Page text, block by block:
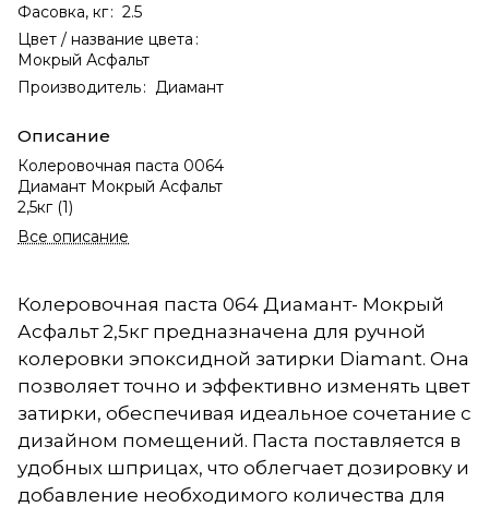
Фасовка, кг: 2.5
Цвет / название цвета :
Мокрый Асфальт
Производитель: Диамант
Описание
Колеровочная паста 0064
Диамант Мокрый Асфальт
2,5кг (1)
Все описание
Колеровочная паста 064 Диамант- Мокрый
Асфальт 2,5кг предназначена для ручной
колеровки эпоксидной затирки Diamant. Она
позволяет точно и эффективно изменять цвет
затирки, обеспечивая идеальное сочетание с
дизайном помещений. Паста поставляется в
удобных шприцах, что облегчает дозировку и
добавление необходимого количества для